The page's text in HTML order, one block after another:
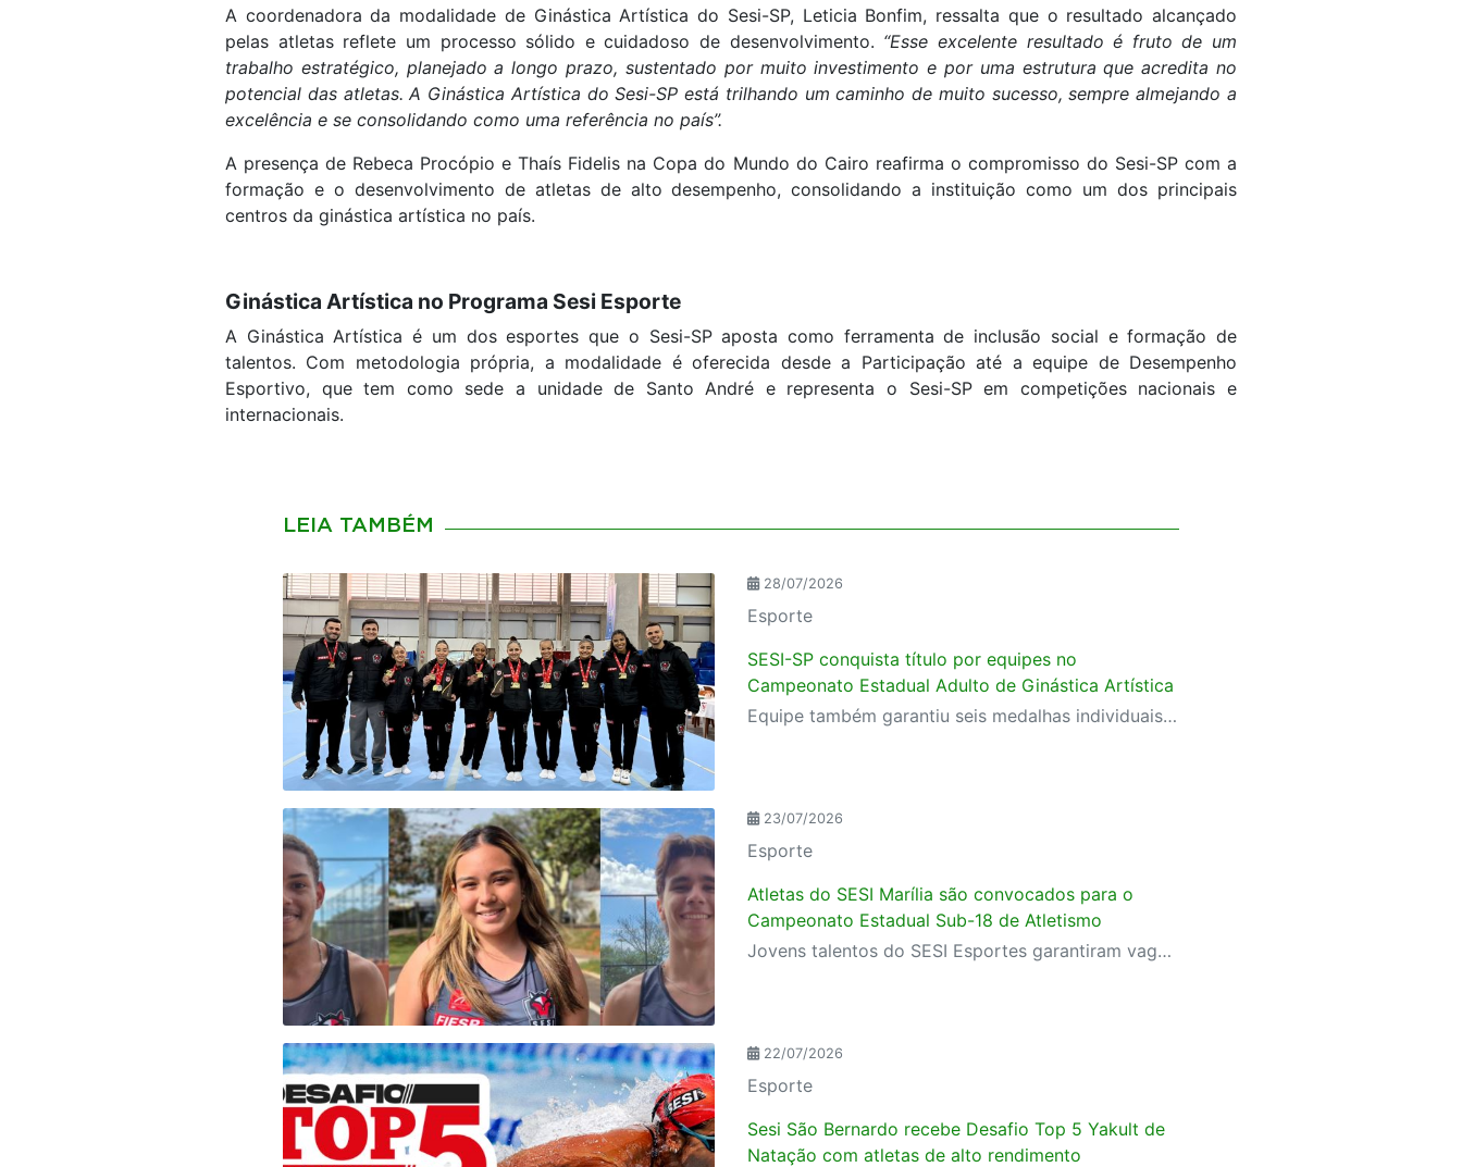
A coordenadora da modalidade de Ginástica Artística do Sesi-SP, Leticia Bonfim, ressalta que o resultado alcançado
pelas atletas reflete um processo sólido e cuidadoso de desenvolvimento. “Esse excelente resultado é fruto de um
trabalho estratégico, planejado a longo prazo, sustentado por muito investimento e por uma estrutura que acredita no
potencial das atletas. A Ginástica Artística do Sesi-SP está trilhando um caminho de muito sucesso, sempre almejando a
excelência e se consolidando como uma referência no país”.
A presença de Rebeca Procópio e Thaís Fidelis na Copa do Mundo do Cairo reafirma o compromisso do Sesi-SP com a
formação e o desenvolvimento de atletas de alto desempenho, consolidando a instituição como um dos principais
centros da ginástica artística no país.
Ginástica Artística no Programa Sesi Esporte
A Ginástica Artística é um dos esportes que o Sesi-SP aposta como ferramenta de inclusão social e formação de
talentos. Com metodologia própria, a modalidade é oferecida desde a Participação até a equipe de Desempenho
Esportivo, que tem como sede a unidade de Santo André e representa o Sesi-SP em competições nacionais e
internacionais.
LEIA TAMBÉM
28/07/2026
Esporte
SESI-SP conquista título por equipes no
Campeonato Estadual Adulto de Ginástica Artística
Equipe também garantiu seis medalhas individuais e teve Rebeca Procópio como campeã do Individual Geral
23/07/2026
Esporte
Atletas do SESI Marília são convocados para o
Campeonato Estadual Sub-18 de Atletismo
Jovens talentos do SESI Esportes garantiram vaga na competição após resultados conquistados no Troféu São Paulo de Atletismo, em Araraquara
22/07/2026
Esporte
Sesi São Bernardo recebe Desafio Top 5 Yakult de
Natação com atletas de alto rendimento